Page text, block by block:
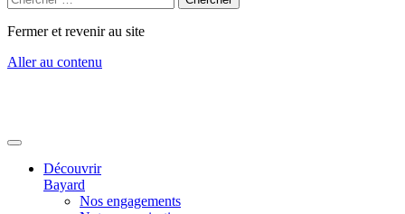
Fermer et revenir au site
Aller au contenu
Découvrir
Bayard
Nos engagements